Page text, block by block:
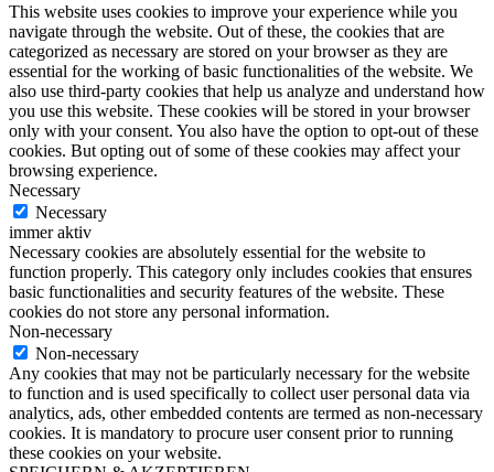
This website uses cookies to improve your experience while you
navigate through the website. Out of these, the cookies that are
categorized as necessary are stored on your browser as they are
essential for the working of basic functionalities of the website. We
also use third-party cookies that help us analyze and understand how
you use this website. These cookies will be stored in your browser
only with your consent. You also have the option to opt-out of these
cookies. But opting out of some of these cookies may affect your
browsing experience.
Necessary
Necessary
immer aktiv
Necessary cookies are absolutely essential for the website to
function properly. This category only includes cookies that ensures
basic functionalities and security features of the website. These
cookies do not store any personal information.
Non-necessary
Non-necessary
Any cookies that may not be particularly necessary for the website
to function and is used specifically to collect user personal data via
analytics, ads, other embedded contents are termed as non-necessary
cookies. It is mandatory to procure user consent prior to running
these cookies on your website.